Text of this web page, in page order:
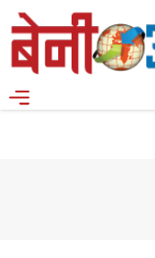
Skip
to
content